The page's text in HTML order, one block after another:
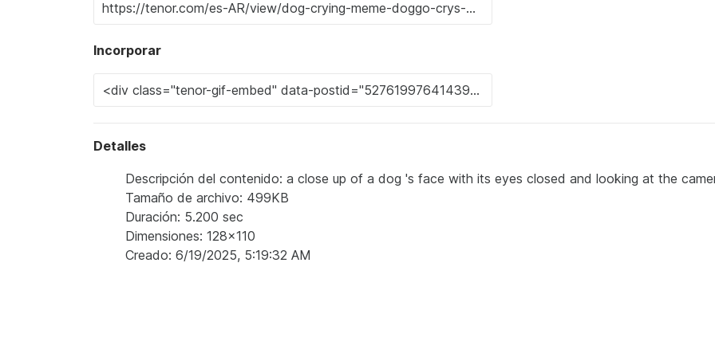
Incorporar
Detalles
Descripción del contenido: a close up of a dog 's face with its eyes closed and looking at the
Tamaño de archivo: 499KB
Duración: 5.200 sec
Dimensiones: 128x110
Creado: 6/19/2025, 5:19:32 AM